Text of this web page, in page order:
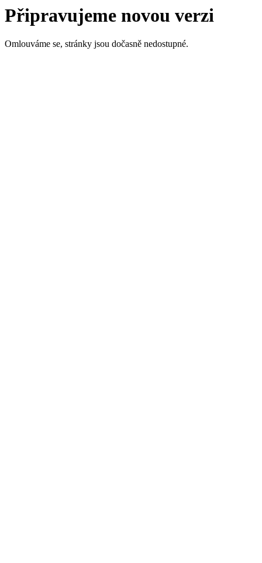
Připravujeme novou verzi
Omlouváme se, stránky jsou dočasně nedostupné.